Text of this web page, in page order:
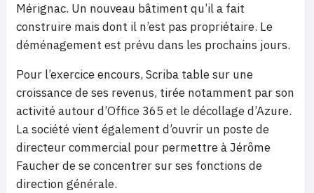
Mérignac. Un nouveau bâtiment qu’il a fait
construire mais dont il n’est pas propriétaire. Le
déménagement est prévu dans les prochains jours.
Pour l’exercice encours, Scriba table sur une
croissance de ses revenus, tirée notamment par son
activité autour d’Office 365 et le décollage d’Azure.
La société vient également d’ouvrir un poste de
directeur commercial pour permettre à Jérôme
Faucher de se concentrer sur ses fonctions de
direction générale.